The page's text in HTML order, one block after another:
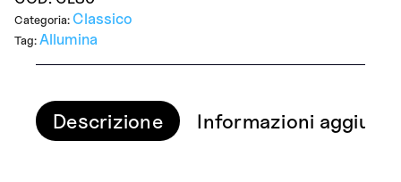
Categoria: Classico
Tag: Allumina
Descrizione Informazioni